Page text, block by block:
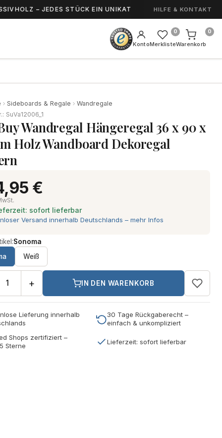
– JEDES STÜCK EIN UNIKAT HILFE & KONTAKT
KontoMerkliste
0
Warenkorb
0
Sideboards & Regale
Wandregale
SuVa12006_1
Wandregal Hängeregal 36 x 90 x
Holz Wandboard Dekoregal
€
sofort lieferbar
Versand innerhalb Deutschlands – mehr Infos
Sonoma
Weiß
+ IN DEN WARENKORB
Lieferung innerhalb
30 Tage Rückgaberecht –
einfach & unkompliziert
Shops zertifiziert –
Sterne
Lieferzeit: sofort lieferbar